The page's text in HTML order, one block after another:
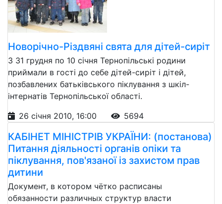
Новорічно-Різдвяні свята для дітей-сиріт
З 31 грудня по 10 січня Тернопільські родини
приймали в гості до себе дітей-сиріт і дітей,
позбавлених батьківського піклування з шкіл-
інтернатів Тернопільської області.
26 січня 2010, 16:00
5694
КАБІНЕТ МІНІСТРІВ УКРАЇНИ: (постанова)
Питання діяльності органів опіки та
піклування, пов'язаної із захистом прав
дитини
Документ, в котором чётко расписаны
обязанности различных структур власти